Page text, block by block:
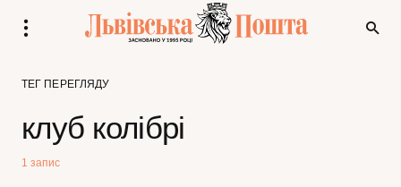
ТЕГ ПЕРЕГЛЯДУ
клуб колібрі
1 запис